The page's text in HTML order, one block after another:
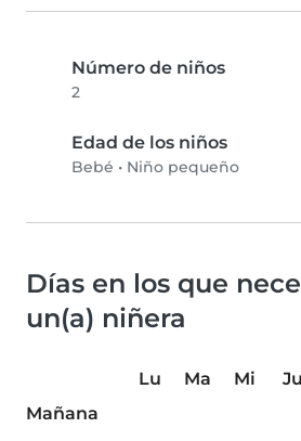
Número de niños
2
Edad de los niños
Bebé • Niño pequeño
Días en los que
un(a) niñera
Lu Ma Mi Ju
Mañana